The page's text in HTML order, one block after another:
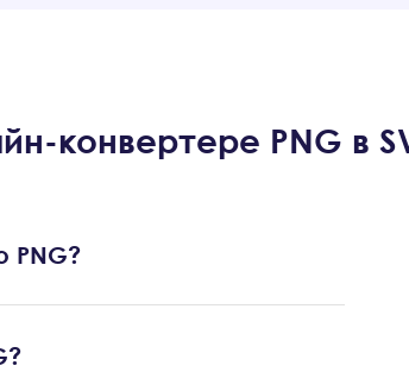
конвертере PNG в
PNG?